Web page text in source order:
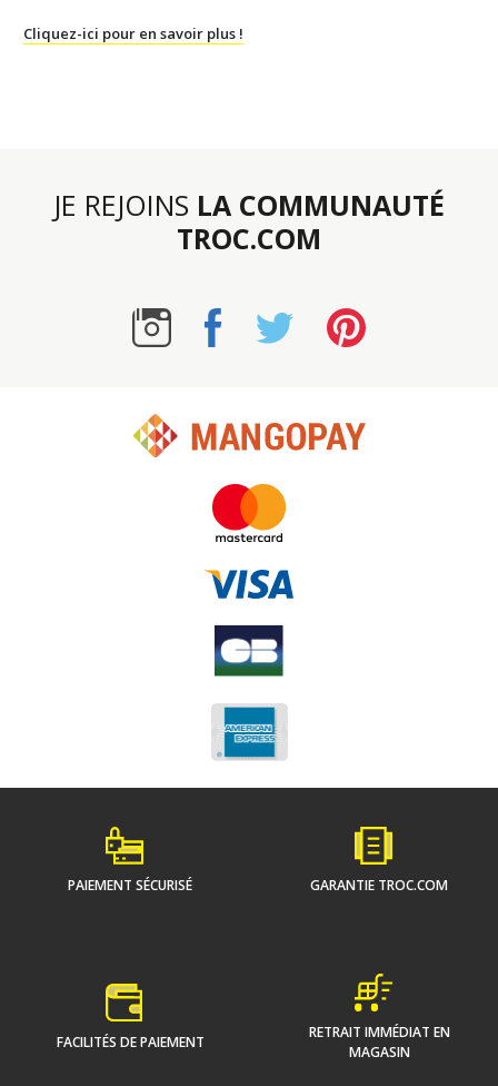
Cliquez-ici pour en savoir plus !
JE REJOINS LA COMMUNAUTÉ
TROC.COM
PAIEMENT SÉCURISÉ GARANTIE TROC.COM
FACILITÉS DE PAIEMENT
RETRAIT IMMÉDIAT EN
MAGASIN